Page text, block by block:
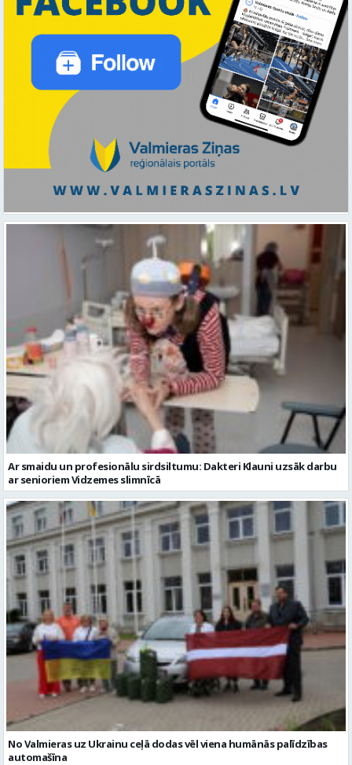
Ar smaidu un profesionālu sirdsiltumu: Dakteri Klauni uzsāk darbu
ar senioriem Vidzemes slimnīcā
No Valmieras uz Ukrainu ceļā dodas vēl viena humānās palīdzības
automašīna